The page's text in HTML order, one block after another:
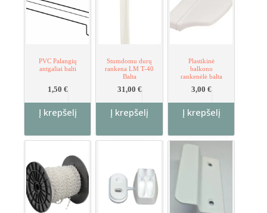
chosen
PVC Palangių
antgaliai balti
1,50 €
Į krepšelį
Stumdomu durų
rankena LM T-40
Balta
31,00 €
Į krepšelį
Plastikinė
balkono
rankenėlė balta
3,00 €
Į krepšelį